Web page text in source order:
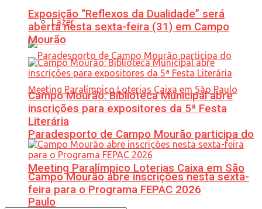
Lazer
Paradesporto de Campo Mourão participa do
Meeting Paralímpico Loterias Caixa em São
Paulo
Exposição “Reflexos da Dualidade” será
aberta nesta sexta-feira (31) em Campo
Mourão
Campo Mourão: Biblioteca Municipal abre
inscrições para expositores da 5ª Festa
Literária
Campo Mourão abre inscrições nesta sexta-
feira para o Programa FEPAC 2026